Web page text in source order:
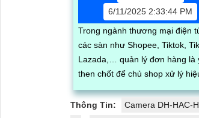
6/11/2025 2:33:44 PM
Trong ngành thương mại điện
các sàn như Shopee, Tiktok,
Lazada,… quản lý đơn hàng là
then chốt để chủ shop xử lý
mọi vấn đề phát sinh. An Thành Phát
giới thiệu giải pháp quản lý
Thông Tin: Camera DH-HAC-